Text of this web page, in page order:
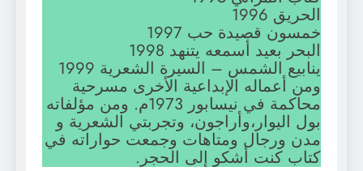
الحريق 1996
خمسون قصيدة حب 1997
البحر بعيد أسمعه يتنهد 1998
ينابيع الشمس – السيرة الشعرية 1999
ومن أعماله الإبداعية الأخرى مسرحية
محاكمة في نيسابور 1973م. ومن مؤلفاته
بول اليوار،وأراجون، وتجربتي الشعرية و
مدن ورجال ومتاهات وجمعت حواراته في
كتاب كنت أشكو إلى الحجر.